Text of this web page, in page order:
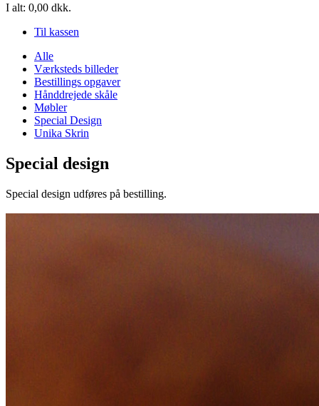
I alt: 0,00 dkk.
Til kassen
Alle
Værksteds billeder
Bestillings opgaver
Hånddrejede skåle
Møbler
Special Design
Unika Skrin
Special design
Special design udføres på bestilling.